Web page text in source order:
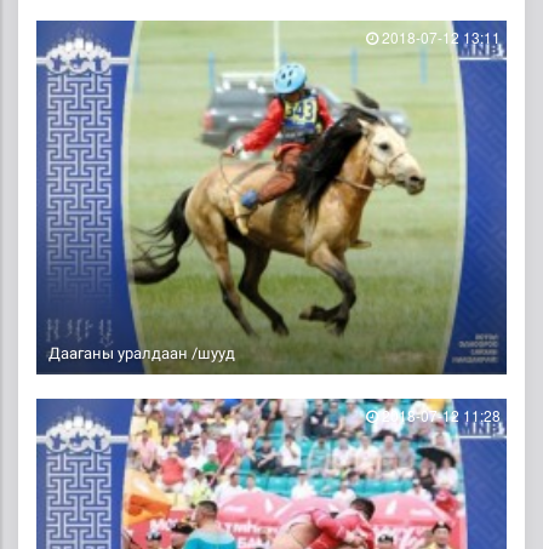
Дааганы уралдаан /шууд
2018-07-12 13:11
2018-07-12 11:28